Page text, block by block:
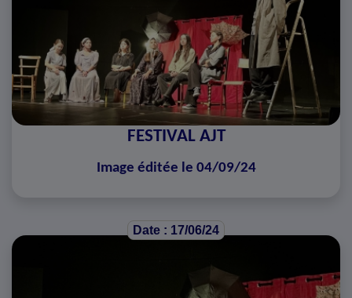
FESTIVAL AJT
Image éditée le 04/09/24
Date : 17/06/24